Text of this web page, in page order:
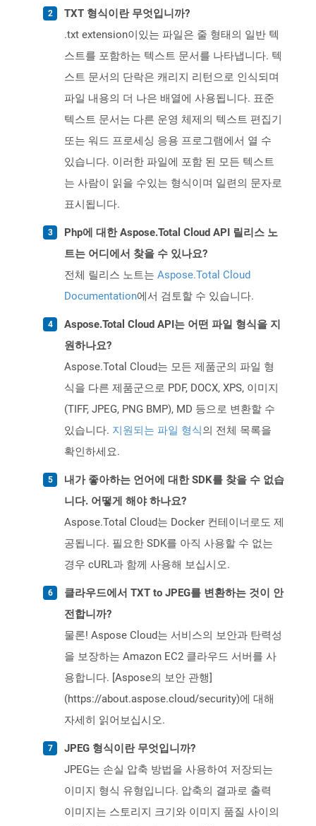
TXT 형식이란 무엇입니까?
.txt extension이있는 파일은 줄 형태의 일반 텍
스트를 포함하는 텍스트 문서를 나타냅니다. 텍
스트 문서의 단락은 캐리지 리턴으로 인식되며
파일 내용의 더 나은 배열에 사용됩니다. 표준
텍스트 문서는 다른 운영 체제의 텍스트 편집기
또는 워드 프로세싱 응용 프로그램에서 열 수
있습니다. 이러한 파일에 포함 된 모든 텍스트
는 사람이 읽을 수있는 형식이며 일련의 문자로
표시됩니다.
Php에 대한 Aspose.Total Cloud API 릴리스 노
트는 어디에서 찾을 수 있나요?
전체 릴리스 노트는 Aspose.Total Cloud
Documentation에서 검토할 수 있습니다.
Aspose.Total Cloud API는 어떤 파일 형식을 지
원하나요?
Aspose.Total Cloud는 모든 제품군의 파일 형
식을 다른 제품군으로 PDF, DOCX, XPS, 이미지
(TIFF, JPEG, PNG BMP), MD 등으로 변환할 수
있습니다. 지원되는 파일 형식의 전체 목록을
확인하세요.
내가 좋아하는 언어에 대한 SDK를 찾을 수 없습
니다. 어떻게 해야 하나요?
Aspose.Total Cloud는 Docker 컨테이너로도 제
공됩니다. 필요한 SDK를 아직 사용할 수 없는
경우 cURL과 함께 사용해 보십시오.
클라우드에서 TXT to JPEG를 변환하는 것이 안
전합니까?
물론! Aspose Cloud는 서비스의 보안과 탄력성
을 보장하는 Amazon EC2 클라우드 서버를 사
용합니다. [Aspose의 보안 관행]
(https://about.aspose.cloud/security)에 대해
자세히 읽어보십시오.
JPEG 형식이란 무엇입니까?
JPEG는 손실 압축 방법을 사용하여 저장되는
이미지 형식 유형입니다. 압축의 결과로 출력
이미지는 스토리지 크기와 이미지 품질 사이의